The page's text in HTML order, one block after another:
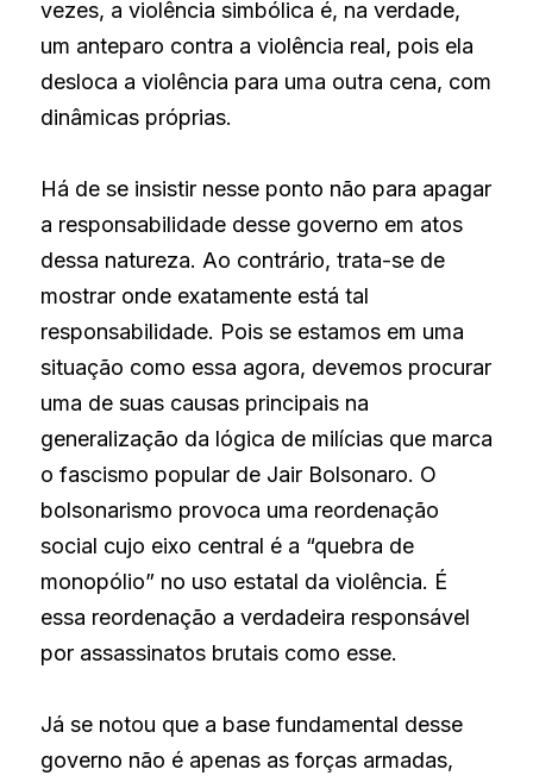
vezes, a violência simbólica é, na verdade,
um anteparo contra a violência real, pois ela
desloca a violência para uma outra cena, com
dinâmicas próprias.
Há de se insistir nesse ponto não para apagar
a responsabilidade desse governo em atos
dessa natureza. Ao contrário, trata-se de
mostrar onde exatamente está tal
responsabilidade. Pois se estamos em uma
situação como essa agora, devemos procurar
uma de suas causas principais na
generalização da lógica de milícias que marca
o fascismo popular de Jair Bolsonaro. O
bolsonarismo provoca uma reordenação
social cujo eixo central é a “quebra de
monopólio” no uso estatal da violência. É
essa reordenação a verdadeira responsável
por assassinatos brutais como esse.
Já se notou que a base fundamental desse
governo não é apenas as forças armadas,